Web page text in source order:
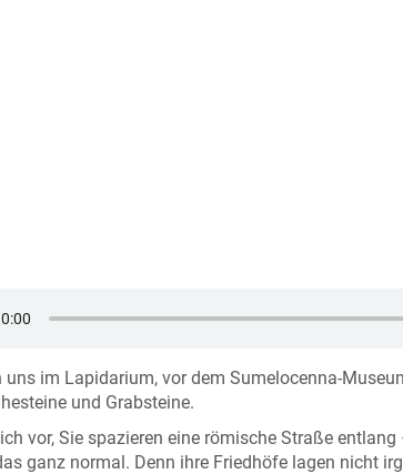
uns im Lapidarium, vor dem Sumelocenna-
und Grabsteine.
vor, Sie spazieren eine römische Straße
ganz normal. Denn ihre Friedhöfe lagen nicht